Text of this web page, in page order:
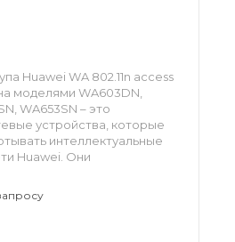
Huawei WA 802.11n access
моделями WA603DN,
WA653SN – это
устройства, которые
интеллектуальные
Huawei. Они
С их помощью